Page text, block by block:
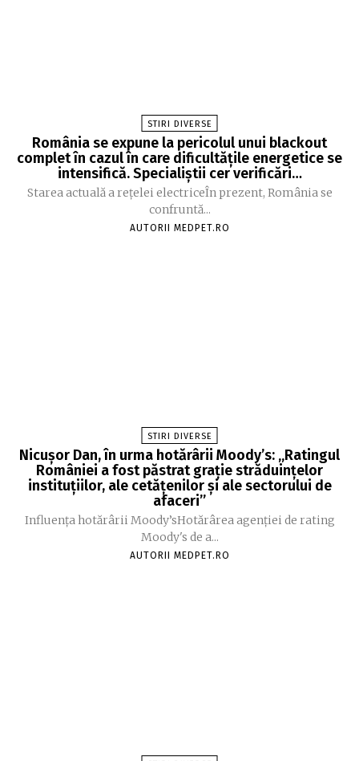
STIRI DIVERSE
România se expune la pericolul unui blackout
complet în cazul în care dificultățile energetice se
intensifică. Specialiștii cer verificări…
Starea actuală a rețelei electriceÎn prezent, România se
confruntă...
AUTORII MEDPET.RO
STIRI DIVERSE
Nicușor Dan, în urma hotărârii Moody’s: „Ratingul
României a fost păstrat grație străduințelor
instituțiilor, ale cetățenilor și ale sectorului de
afaceri”
Influența hotărârii Moody’sHotărârea agenției de rating
Moody's de a...
AUTORII MEDPET.RO